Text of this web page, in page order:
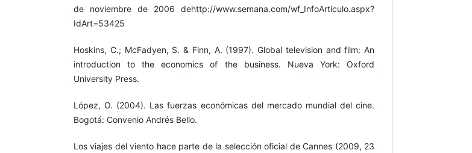
de noviembre de 2006 dehttp://www.semana.com/wf_InfoArticulo.aspx?
IdArt=53425
Hoskins, C.; McFadyen, S. & Finn, A. (1997). Global television and film: An
introduction to the economics of the business. Nueva York: Oxford
University Press.
López, O. (2004). Las fuerzas económicas del mercado mundial del cine.
Bogotá: Convenio Andrés Bello.
Los viajes del viento hace parte de la selección oficial de Cannes (2009, 23